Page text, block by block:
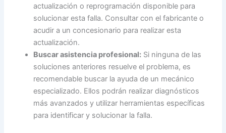
actualización o reprogramación disponible para
solucionar esta falla. Consultar con el fabricante o
acudir a un concesionario para realizar esta
actualización.
Buscar asistencia profesional: Si ninguna de las
soluciones anteriores resuelve el problema, es
recomendable buscar la ayuda de un mecánico
especializado. Ellos podrán realizar diagnósticos
más avanzados y utilizar herramientas específicas
para identificar y solucionar la falla.